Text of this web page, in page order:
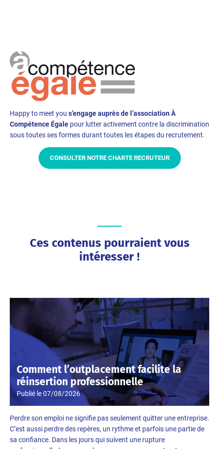
Happy to meet you s’engage auprès de l’association À
Compétence Égale pour lutter activement contre la discrimination
sous toutes ses formes durant toutes les étapes du recrutement.
CONSULTER NOTRE CHARTE RECRUTEUR
Ces contenus pourraient vous
intéresser !
Comment l’outplacement facilite la
réinsertion professionnelle
Publié le07/08/2026
Perdre son emploi ne signifie pas seulement quitter une entreprise.
C’est aussi perdre des repères, un rythme et parfois une partie de
sa confiance. Dans les jours qui suivent une rupture